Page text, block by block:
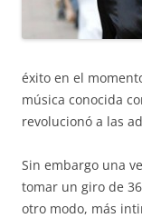
éxito en el
música conocida
revolucionó a las
Sin embargo una
tomar un giro de
otro modo, más